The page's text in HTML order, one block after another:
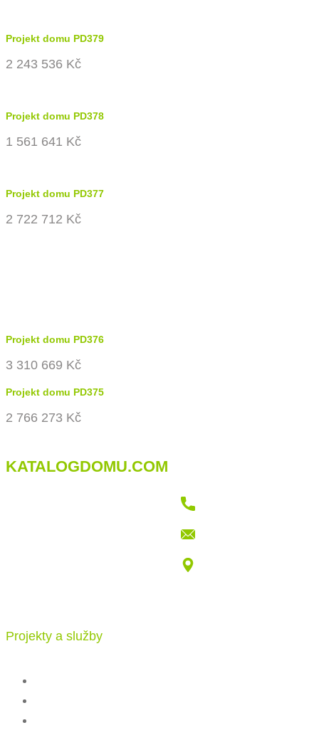
Projekt domu PD379
2 243 536 Kč
Projekt domu PD378
1 561 641 Kč
Projekt domu PD377
2 722 712 Kč
Projekt domu PD376
3 310 669 Kč
Projekt domu PD375
2 766 273 Kč
KATALOGDOMU.COM
Projekty a služby